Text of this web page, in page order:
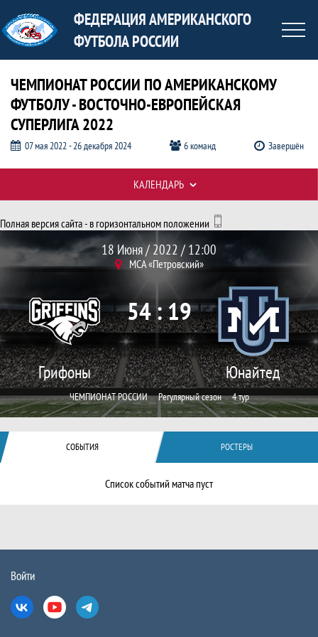
ФЕДЕРАЦИЯ АМЕРИКАНСКОГО
ФУТБОЛА РОССИИ
ЧЕМПИОНАТ РОССИИ ПО АМЕРИКАНСКОМУ
ФУТБОЛУ - ВОСТОЧНО-ЕВРОПЕЙСКАЯ
СУПЕРЛИГА 2022
07 мая 2022 - 26 декабря 2024 6 команд Завершён
Полная версия сайта - в горизонтальном положении
Протокол и события матча Грифоны
Матч
18 Июня / 2022 / 12:00
МСА «Петровский»
Грифоны
54 : 19
Юнайтед
ЧЕМПИОНАТ РОССИИ Регулярный сезон 4 тур
СОБЫТИЯ РОСТЕРЫ
Список событий матча пуст
КАЛЕНДАРЬ
Таблицы турнира
ВконтактеЮтуб Телеграм
Войти